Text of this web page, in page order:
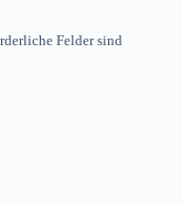
Felder sind